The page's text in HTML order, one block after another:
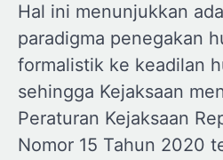
Hal ini menunjukkan
paradigma penegakan
formalistik ke keadilan
sehingga Kejaksaan
Peraturan Kejaksaan
Nomor 15 Tahun 2020